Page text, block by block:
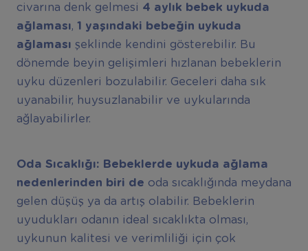
civarına denk gelmesi 4 ayl ı k bebek uykuda
ağ laması, 1 yaşındaki bebeğin uykuda
ağ laması şeklinde kendini gösterebilir. Bu
dönemde beyin gelişimleri hızlanan bebeklerin
uyku düzenleri bozulabilir. Geceleri daha sık
uyanabilir, huysuzlanabilir ve uykularında
ağlayabilirler.
Oda Sıcakl ığı: Bebeklerde uykuda ağlama
nedenlerinden biri de oda sıcaklığında meydana
gelen düşüş ya da artış olabilir. Bebeklerin
uyudukları odanın ideal sıcaklıkta olması,
uykunun kalitesi ve verimliliği için çok